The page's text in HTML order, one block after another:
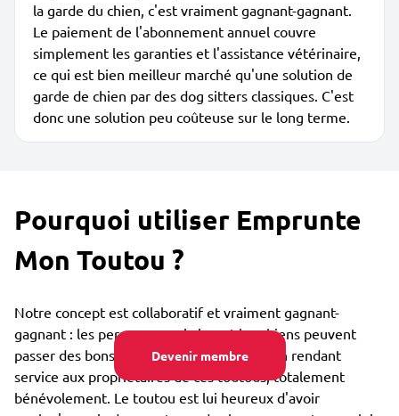
Devenir membre
la garde du chien, c'est vraiment gagnant-gagnant.
Le paiement de l'abonnement annuel couvre
simplement les garanties et l'assistance vétérinaire,
ce qui est bien meilleur marché qu'une solution de
garde de chien par des dog sitters classiques. C'est
donc une solution peu coûteuse sur le long terme.
Pourquoi utiliser Emprunte
Mon Toutou ?
Notre concept est collaboratif et vraiment gagnant-
gagnant : les personnes qui aiment les chiens peuvent
passer des bons moments avec eux tout en rendant
service aux propriétaires de ces toutous, totalement
bénévolement. Le toutou est lui heureux d'avoir